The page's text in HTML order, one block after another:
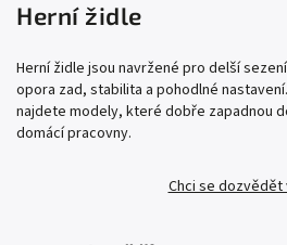
Herní židle
Herní židle jsou navržené pro delší
opora zad, stabilita a pohodlné
najdete modely, které dobře zapadnou
domácí pracovny.
Chci se dozvědět